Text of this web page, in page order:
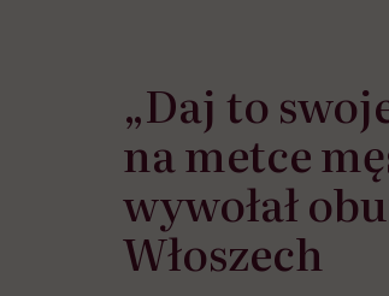
„Daj to
na metce
wywołał
Włoszech